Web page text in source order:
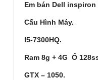
Em bán Dell inspiron
Cấu Hình Máy.
I5-7300HQ.
Ram 8g + 4G Ổ
GTX – 1050.